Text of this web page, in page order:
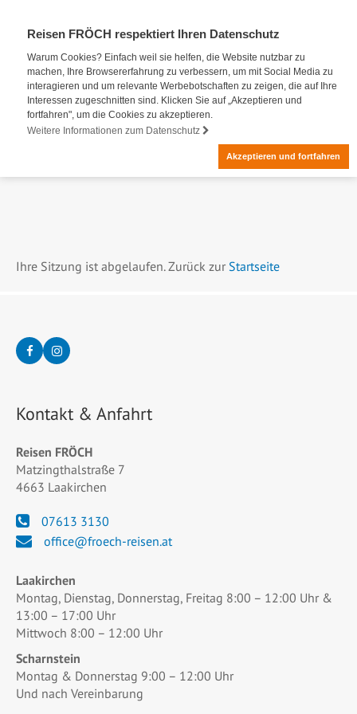
Reisen FRÖCH respektiert Ihren Datenschutz
Warum Cookies? Einfach weil sie helfen, die Website nutzbar zu
machen, Ihre Browsererfahrung zu verbessern, um mit Social Media zu
interagieren und um relevante Werbebotschaften zu zeigen, die auf Ihre
Interessen zugeschnitten sind. Klicken Sie auf „Akzeptieren und
fortfahren", um die Cookies zu akzeptieren.
Weitere Informationen zum Datenschutz
Akzeptieren und fortfahren
Ihre Sitzung ist abgelaufen. Zurück zurStartseite
Kontakt & Anfahrt
Reisen FRÖCH
Matzingthalstraße 7
4663 Laakirchen
07613 3130
office@froech-reisen.at
Laakirchen
Montag, Dienstag, Donnerstag, Freitag 8:00 – 12:00 Uhr &
13:00 – 17:00 Uhr
Mittwoch 8:00 – 12:00 Uhr
Scharnstein
Montag & Donnerstag 9:00 – 12:00 Uhr
Und nach Vereinbarung